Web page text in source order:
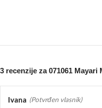
3 recenzije za071061 Mayari
Ivana (Potvrđen vlasnik)